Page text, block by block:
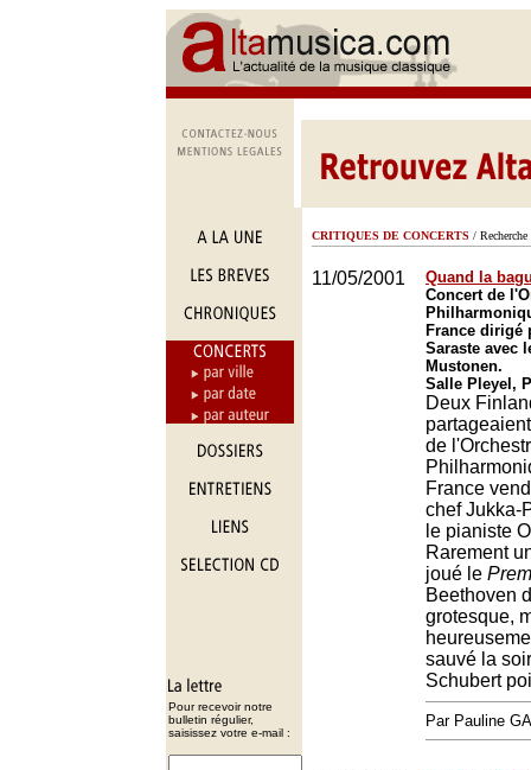
Pour recevoir notre
bulletin régulier,
saisissez votre e-mail :
CRITIQUES DE CONCERTS / Recherche
11/05/2001
Quand la
Concert de
France dirigé
Saraste avec
Mustonen.
Salle Pleyel,
Deux
de
France
chef Jukka-
le pianiste
Rarement
joué le
Beethoven
grotesque,
sauvé la
Schubert
Par Pauline